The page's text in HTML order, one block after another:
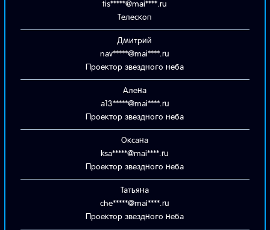
tis*****@mai****.ru
Телескоп
Дмитрий
nav*****@mai****.ru
Проектор звездного неба
Алена
a13*****@mai****.ru
Проектор звездного неба
Оксана
ksa*****@mai****.ru
Проектор звездного неба
Татьяна
che*****@mai****.ru
Проектор звездного неба